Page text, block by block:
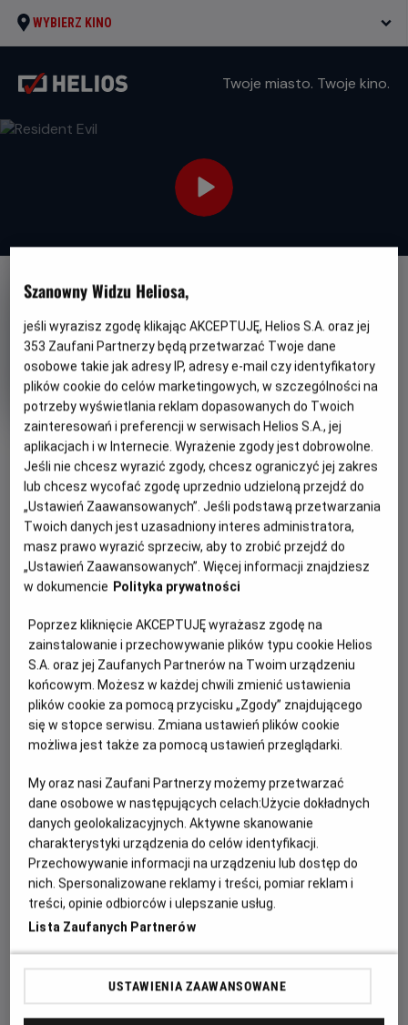
WYBIERZ KINO
Twoje miasto. Twoje kino.
WKRÓTCE
Resident Evil
Oryginalny
tytuł
Resident Evil Gatunek
Horror
Minimalny
wiek
Od 15 lat
Kraj
i
rok
produkcji
USA (2026)
PREMIERA
18 września 2026
REŻYSERIA
Zach Cregger
SCENARIUSZ
Shay Hatten, Zach Cregger
OBSADA
Paul Walter Hauser, Austin Abrams, Zach Cherry, Kali Reis
WIĘCEJ SZCZEGÓŁÓW
WYBIERZ SWOJE KINO
ABY ZOBACZYĆ GODZINY SEANSÓW
Białystok-
Helios Alfa
Białystok-
Helios Biała
Białystok-
Helios Jurowiecka
Bielsko-Biała-Helios
Bydgoszcz-
Helios
Dąbrowa Górnicza-
Helios
Gdańsk-
Helios Forum
Gdynia-
Helios
Gniezno-Helios
Gorzów Wielkopolski-
Helios
Grudziądz-Helios
Jelenia Góra-
Helios
Kalisz-
Helios
Katowice-
Helios
Kędzierzyn-Koźle
-Helios
Kielce-Helios
Konin-
Helios
Koszalin-
Helios
Helios
Legionowo-
Helios
Szanowny Widzu Heliosa,
jeśli wyrazisz zgodę klikając AKCEPTUJĘ, Helios S.A. oraz jej
353 Zaufani Partnerzy będą przetwarzać Twoje dane
osobowe takie jak adresy IP, adresy e-mail czy identyfikatory
plików cookie do celów marketingowych, w szczególności na
potrzeby wyświetlania reklam dopasowanych do Twoich
zainteresowań i preferencji w serwisach Helios S.A., jej
aplikacjach i w Internecie. Wyrażenie zgody jest dobrowolne.
Jeśli nie chcesz wyrazić zgody, chcesz ograniczyć jej zakres
lub chcesz wycofać zgodę uprzednio udzieloną przejdź do
„Ustawień Zaawansowanych”. Jeśli podstawą przetwarzania
Twoich danych jest uzasadniony interes administratora,
masz prawo wyrazić sprzeciw, aby to zrobić przejdź do
„Ustawień Zaawansowanych”. Więcej informacji znajdziesz
w dokumencie Polityka prywatności
Poprzez kliknięcie AKCEPTUJĘ wyrażasz zgodę na
zainstalowanie i przechowywanie plików typu cookie Helios
S.A. oraz jej Zaufanych Partnerów na Twoim urządzeniu
końcowym. Możesz w każdej chwili zmienić ustawienia
plików cookie za pomocą przycisku „Zgody” znajdującego
się w stopce serwisu. Zmiana ustawień plików cookie
możliwa jest także za pomocą ustawień przeglądarki.
My oraz nasi Zaufani Partnerzy możemy przetwarzać
dane osobowe w następujących celach:Użycie dokładnych
danych geolokalizacyjnych. Aktywne skanowanie
charakterystyki urządzenia do celów identyfikacji.
Przechowywanie informacji na urządzeniu lub dostęp do
nich. Spersonalizowane reklamy i treści, pomiar reklam i
treści, opinie odbiorców i ulepszanie usług.
Lista Zaufanych Partnerów
USTAWIENIA ZAAWANSOWANE